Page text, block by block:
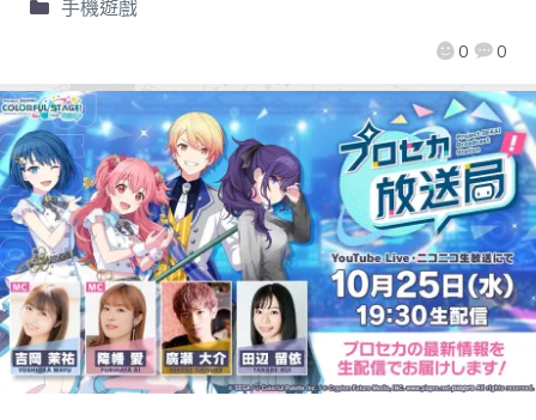
0 0
手機遊戲